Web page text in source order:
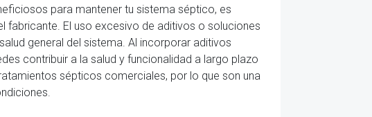
para mantener tu sistema séptico, es
El uso excesivo de aditivos o soluciones
general del sistema. Al incorporar aditivos
contribuir a la salud y funcionalidad a largo plazo
sépticos comerciales, por lo que son una